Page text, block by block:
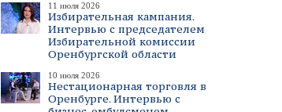
11 июля 2026
Избирательная кампания.
Интервью с председателем
Избирательной комиссии
Оренбургской области
10 июля 2026
Нестационарная торговля в
Оренбурге. Интервью с